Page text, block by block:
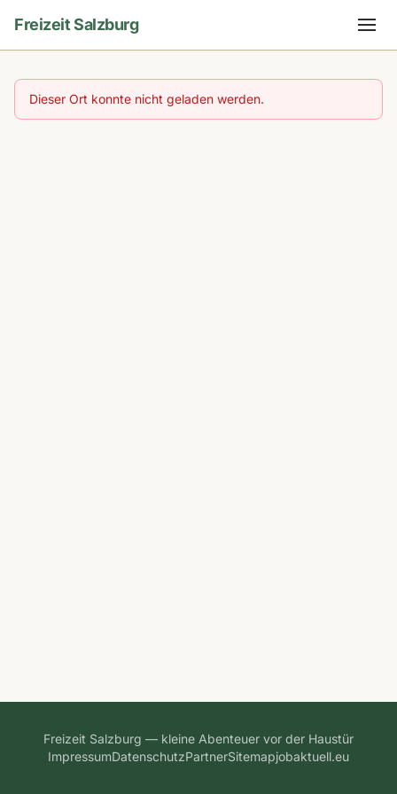
Freizeit Salzburg
Dieser Ort konnte nicht geladen werden.
Freizeit Salzburg — kleine Abenteuer vor der Haustür
ImpressumDatenschutzPartnerSitemapjobaktuell.eu